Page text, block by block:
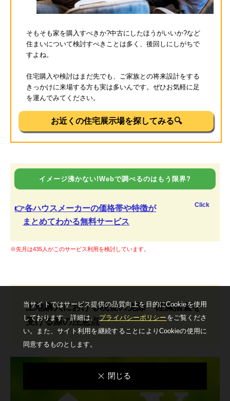
そもそも家を購入すべきか?中古にしたほうがいいか?など
住まいについて検討すべきことは多く、後回しにしがちで
すよね。
住宅購入や検討はまだ先でも、ご家族との将来設計をする
きっかけに来場する方も実は多いんです。ぜひお気軽に足
を運んでみてください。
お近くの住宅展示場を探してみる🔍
イメージ沸かない!Webで調べるのはもう限界?
👉各ハウスメーカーの価格帯や特徴が
まとめてわかる無料サービス
Click
※先月は435人がこのサービス利用を検討しています。
土地購入における税金の免除・軽減措置を
受ける際の注意点
当サイトではサービス提供の品質向上を⽬的にCookieを使⽤
しております。詳細は、プライバシーポリシー をご覧くださ
い。
また、サイト利⽤を継続することによりCookieの使⽤に
同意するものとします。
閉じる